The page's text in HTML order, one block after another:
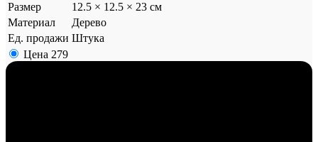
Размер
12.5 × 12.5 × 23 см
Материал
Дерево
Ед. продажи Штука
Цена 279